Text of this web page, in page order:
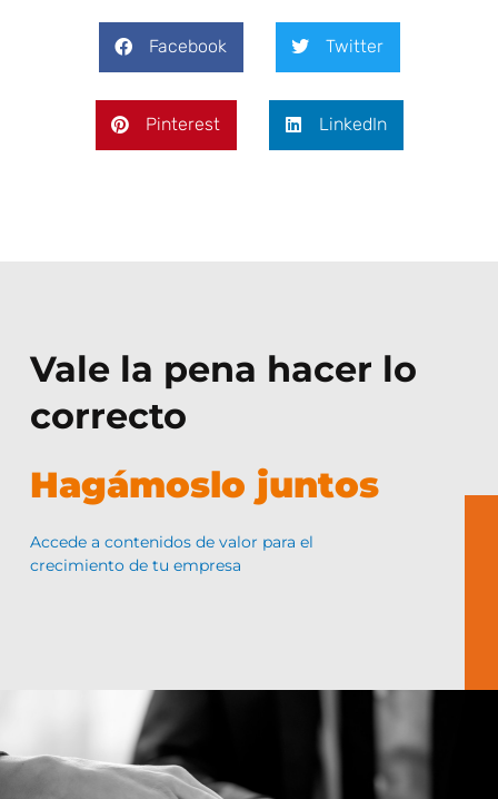
Facebook Twitter
Pinterest LinkedIn
Vale la pena hacer lo
correcto
Hagámoslo juntos
Accede a contenidos de valor para el
crecimiento de tu empresa